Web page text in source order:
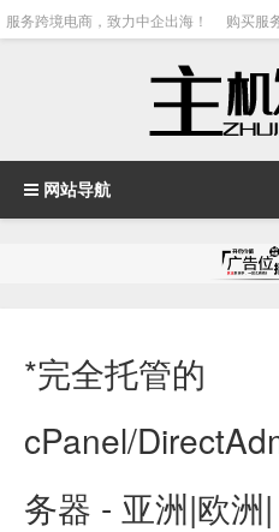
服务跨境电商，致力中企出海！ 购买服
网站导航
*完全托管的
cPanel/
务器 - 亚洲|欧洲